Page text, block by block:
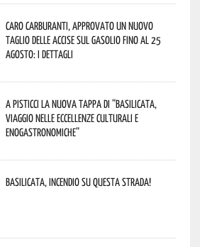
Caro carburanti, approvato un nuovo
taglio delle accise sul gasolio fino al 25
agosto: i dettagli
A Pisticci la nuova tappa di “Basilicata,
viaggio nelle eccellenze culturali e
enogastronomiche”
Basilicata, incendio su questa strada!